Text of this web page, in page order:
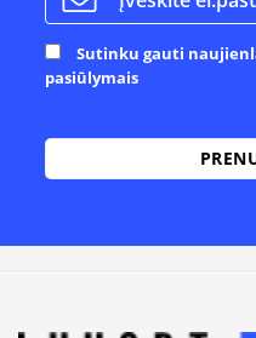
Sutinku gauti
pasiūlymais